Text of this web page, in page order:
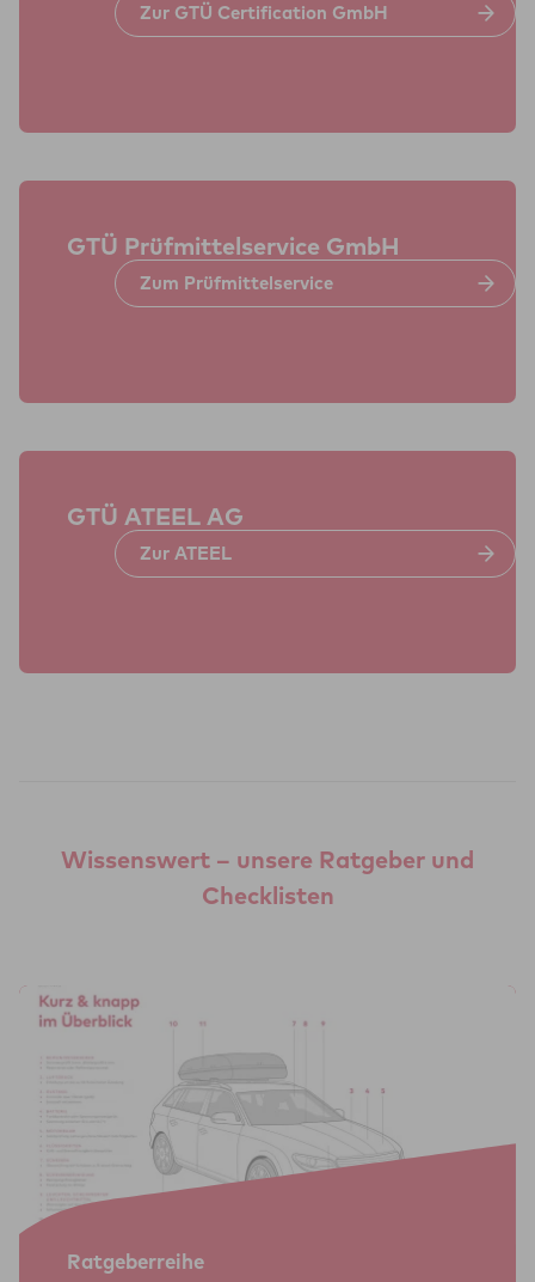
Zur GTÜ Cer­ti­fi­ca­tion GmbH
GTÜ Prüf­mit­tel­ser­vice GmbH
Zum Prüf­mit­tel­ser­vice
GTÜ ATEEL AG
Zur ATEEL
Wissenswert – unsere Ratgeber und
Checklisten
Rat­ge­ber­reihe